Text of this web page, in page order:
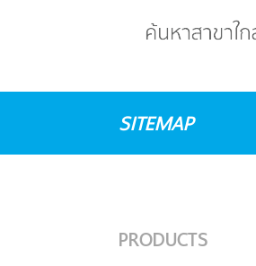
SITEMAP
PRODUCTS